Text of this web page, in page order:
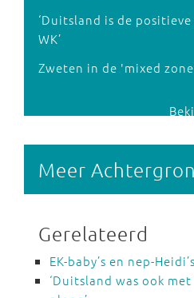
‘Duitsland is de
WK’
Zweten in de 'mixed
Meer
Gerelateerd
EK-baby’s en nep-Heidi’s
‘Duitsland was ook